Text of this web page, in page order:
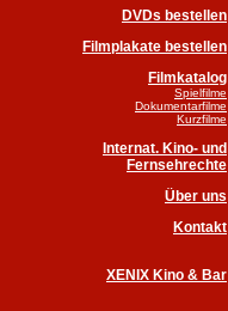
DVDs bestellen
Filmplakate bestellen
Filmkatalog
Spielfilme
Dokumentarfilme
Kurzfilme
Internat. Kino- und
Fernsehrechte
Über uns
Kontakt
XENIX Kino & Bar